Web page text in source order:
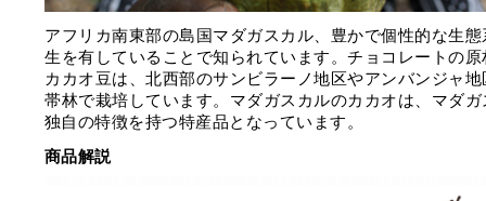
アフリカ南東部の島国マダガスカル、豊かで個性的な生
生を有していることで知られています。チョコレートの
カカオ豆は、北西部のサンビラーノ地区やアンバンジャ
帯林で栽培しています。マダガスカルのカカオは、マダ
独自の特徴を持つ特産品となっています。
商品解説